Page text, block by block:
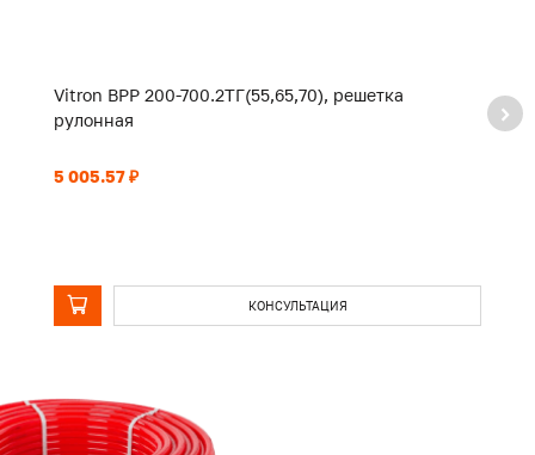
Vitron ВРР 200-700.2ТГ(55,65,70), решетка
рулонная
5 005.57 ₽
КОНСУЛЬТАЦИЯ